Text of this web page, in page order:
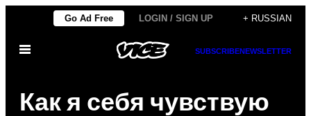
content
Go Ad Free LOGIN / SIGN UP + RUSSIAN
Open
SUBSCRIBENEWSLETTER
Как я себя чувствую